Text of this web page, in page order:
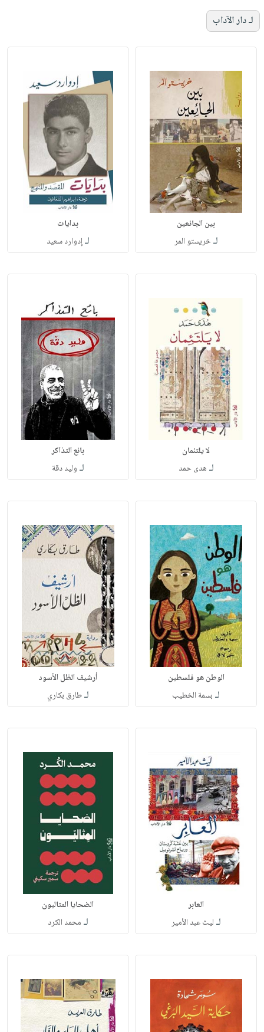
لـ دار الآداب
بين الجائعين
لـخريستو المر
بدايات
لـإدوارد سعيد
لا يلتئمان
لـ هدى حمد
بائع التذاكر
لـ وليد دقة
الوطن هو فلسطين
لـ بسمة الخطيب
أرشيف الظل الأسود
لـطارق بكاري
العابر
لـ ليث عبد الأمير
الضحايا المثاليون
لـ محمد الكرد